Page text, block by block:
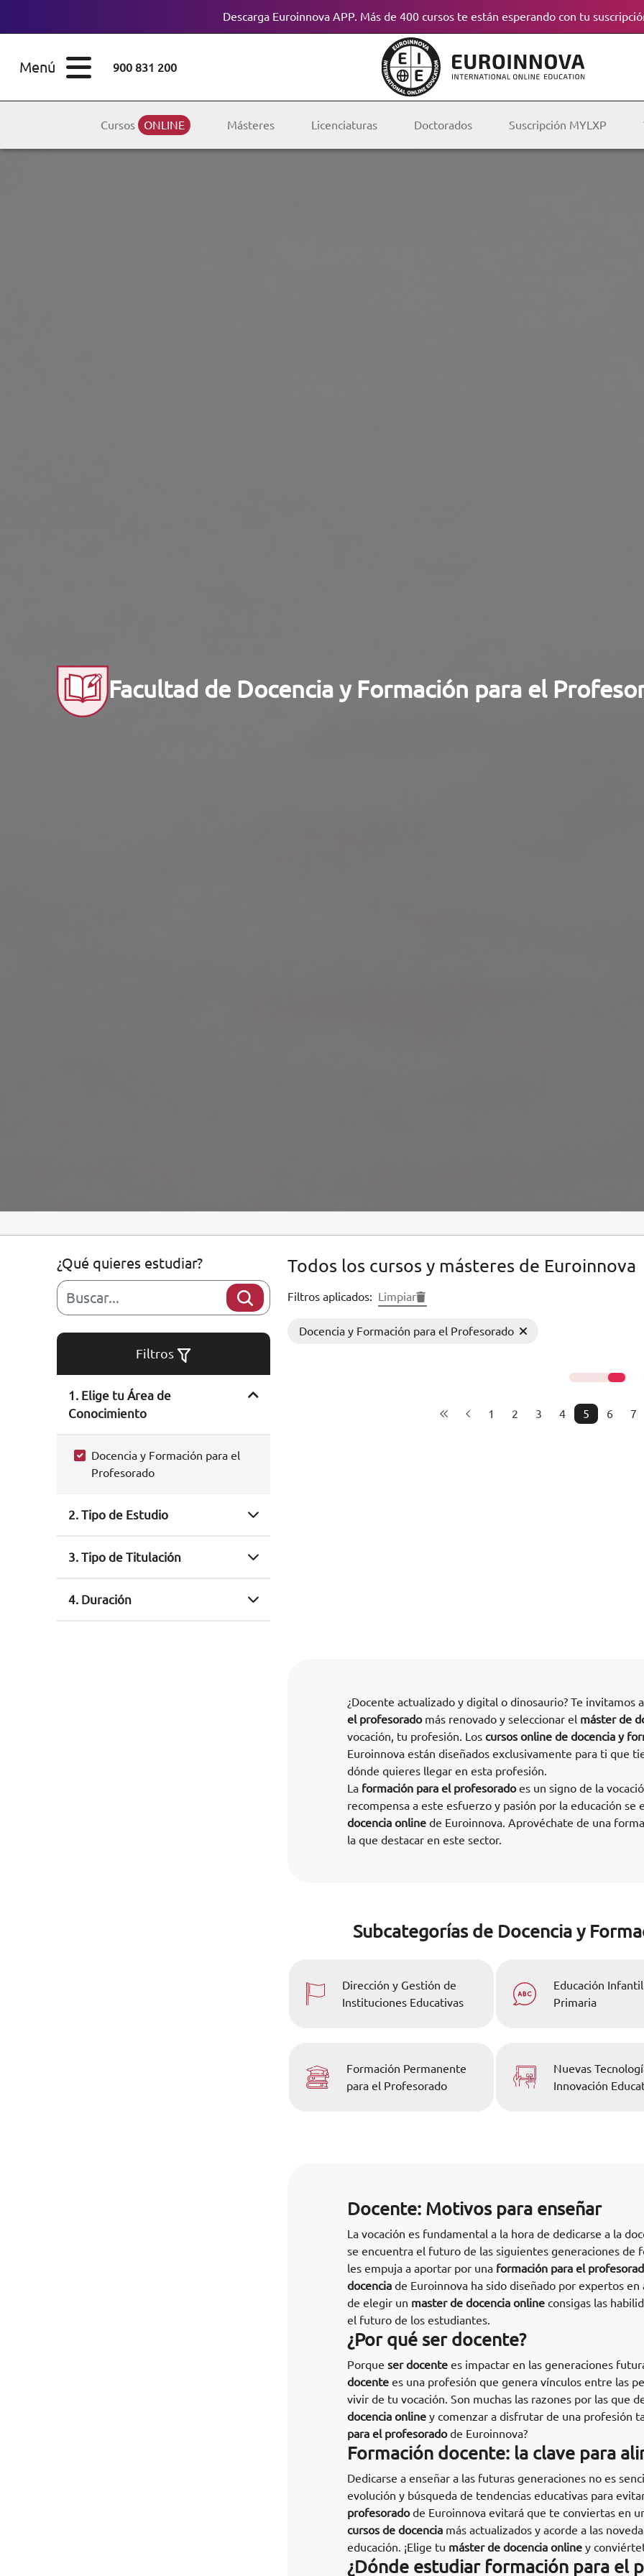
Descarga Euroinnova APP. Más de 400 cursos te están esperando con tu
Menú 900 831 200
ESTUDIOS
Licenciaturas
Doctorados
Cursos ONLINE Másteres Licenciaturas Doctorados Suscripción MYLXP
Facultad de Docencia y Formación para el
¿Qué quieres estudiar?
Filtros
1. Elige tu Área de
Conocimiento
Docencia y Formación para el
Profesorado
2. Tipo de Estudio
3. Tipo de Titulación
4. Duración
Todos los cursos y másteres de Euroinnova
Filtros aplicados: Limpiar
Docencia y Formación para el Profesorado
1 2 3 4 5 6 7
¿Docente actualizado y digital o dinosaurio? Te invitamos
el profesoradomás renovado y seleccionar el máster de
vocación, tu profesión. Los cursos online de docencia y
Euroinnova están diseñados exclusivamente para ti que
dónde quieres llegar en esta profesión.
La formación para el profesoradoes un signo de la
recompensa a este esfuerzo y pasión por la educación
docencia onlinede Euroinnova. Aprovéchate de una
la que destacar en este sector.
Subcategorías de Docencia y
Dirección y Gestión de
Instituciones Educativas
Educación
Primaria
Formación Permanente
para el Profesorado
Nuevas
Innovación
Docente: Motivos para enseñar
La vocación es fundamental a la hora de dedicarse a la
se encuentra el futuro de las siguientes generaciones de
les empuja a aportar por una formación para el
docenciade Euroinnova ha sido diseñado por expertos
de elegir un master de docencia onlineconsigas las
el futuro de los estudiantes.
¿Por qué ser docente?
Porque ser docentees impactar en las generaciones
docentees una profesión que genera vínculos entre las
vivir de tu vocación. Son muchas las razones por las que
docencia onliney comenzar a disfrutar de una profesión
para el profesoradode Euroinnova?
Formación docente: la clave para
Dedicarse a enseñar a las futuras generaciones no es
evolución y búsqueda de tendencias educativas para
profesoradode Euroinnova evitará que te conviertas en
cursos de docenciamás actualizados y acorde a las
educación. ¡Elige tu máster de docencia onliney
¿Dónde estudiar formación para el